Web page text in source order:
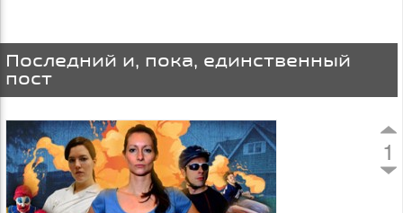
Последний и, пока, единственный
пост
1